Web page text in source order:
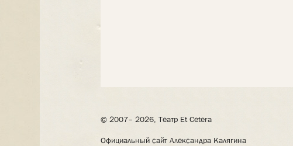
© 2007– 2026, Театр Et Cetera
Официальный сайт Александра Калягина